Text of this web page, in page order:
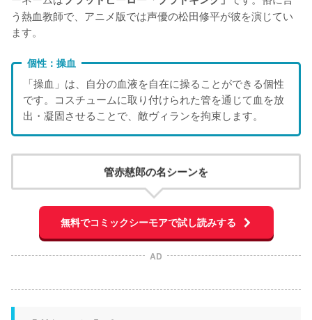
う熱血教師で、アニメ版では声優の松田修平が彼を演じてい
ます。
個性：操血
「操血」は、自分の血液を自在に操ることができる個性
です。コスチュームに取り付けられた管を通じて血を放
出・凝固させることで、敵ヴィランを拘束します。
管赤慈郎の名シーンを
無料でコミックシーモアで試し読みする
AD